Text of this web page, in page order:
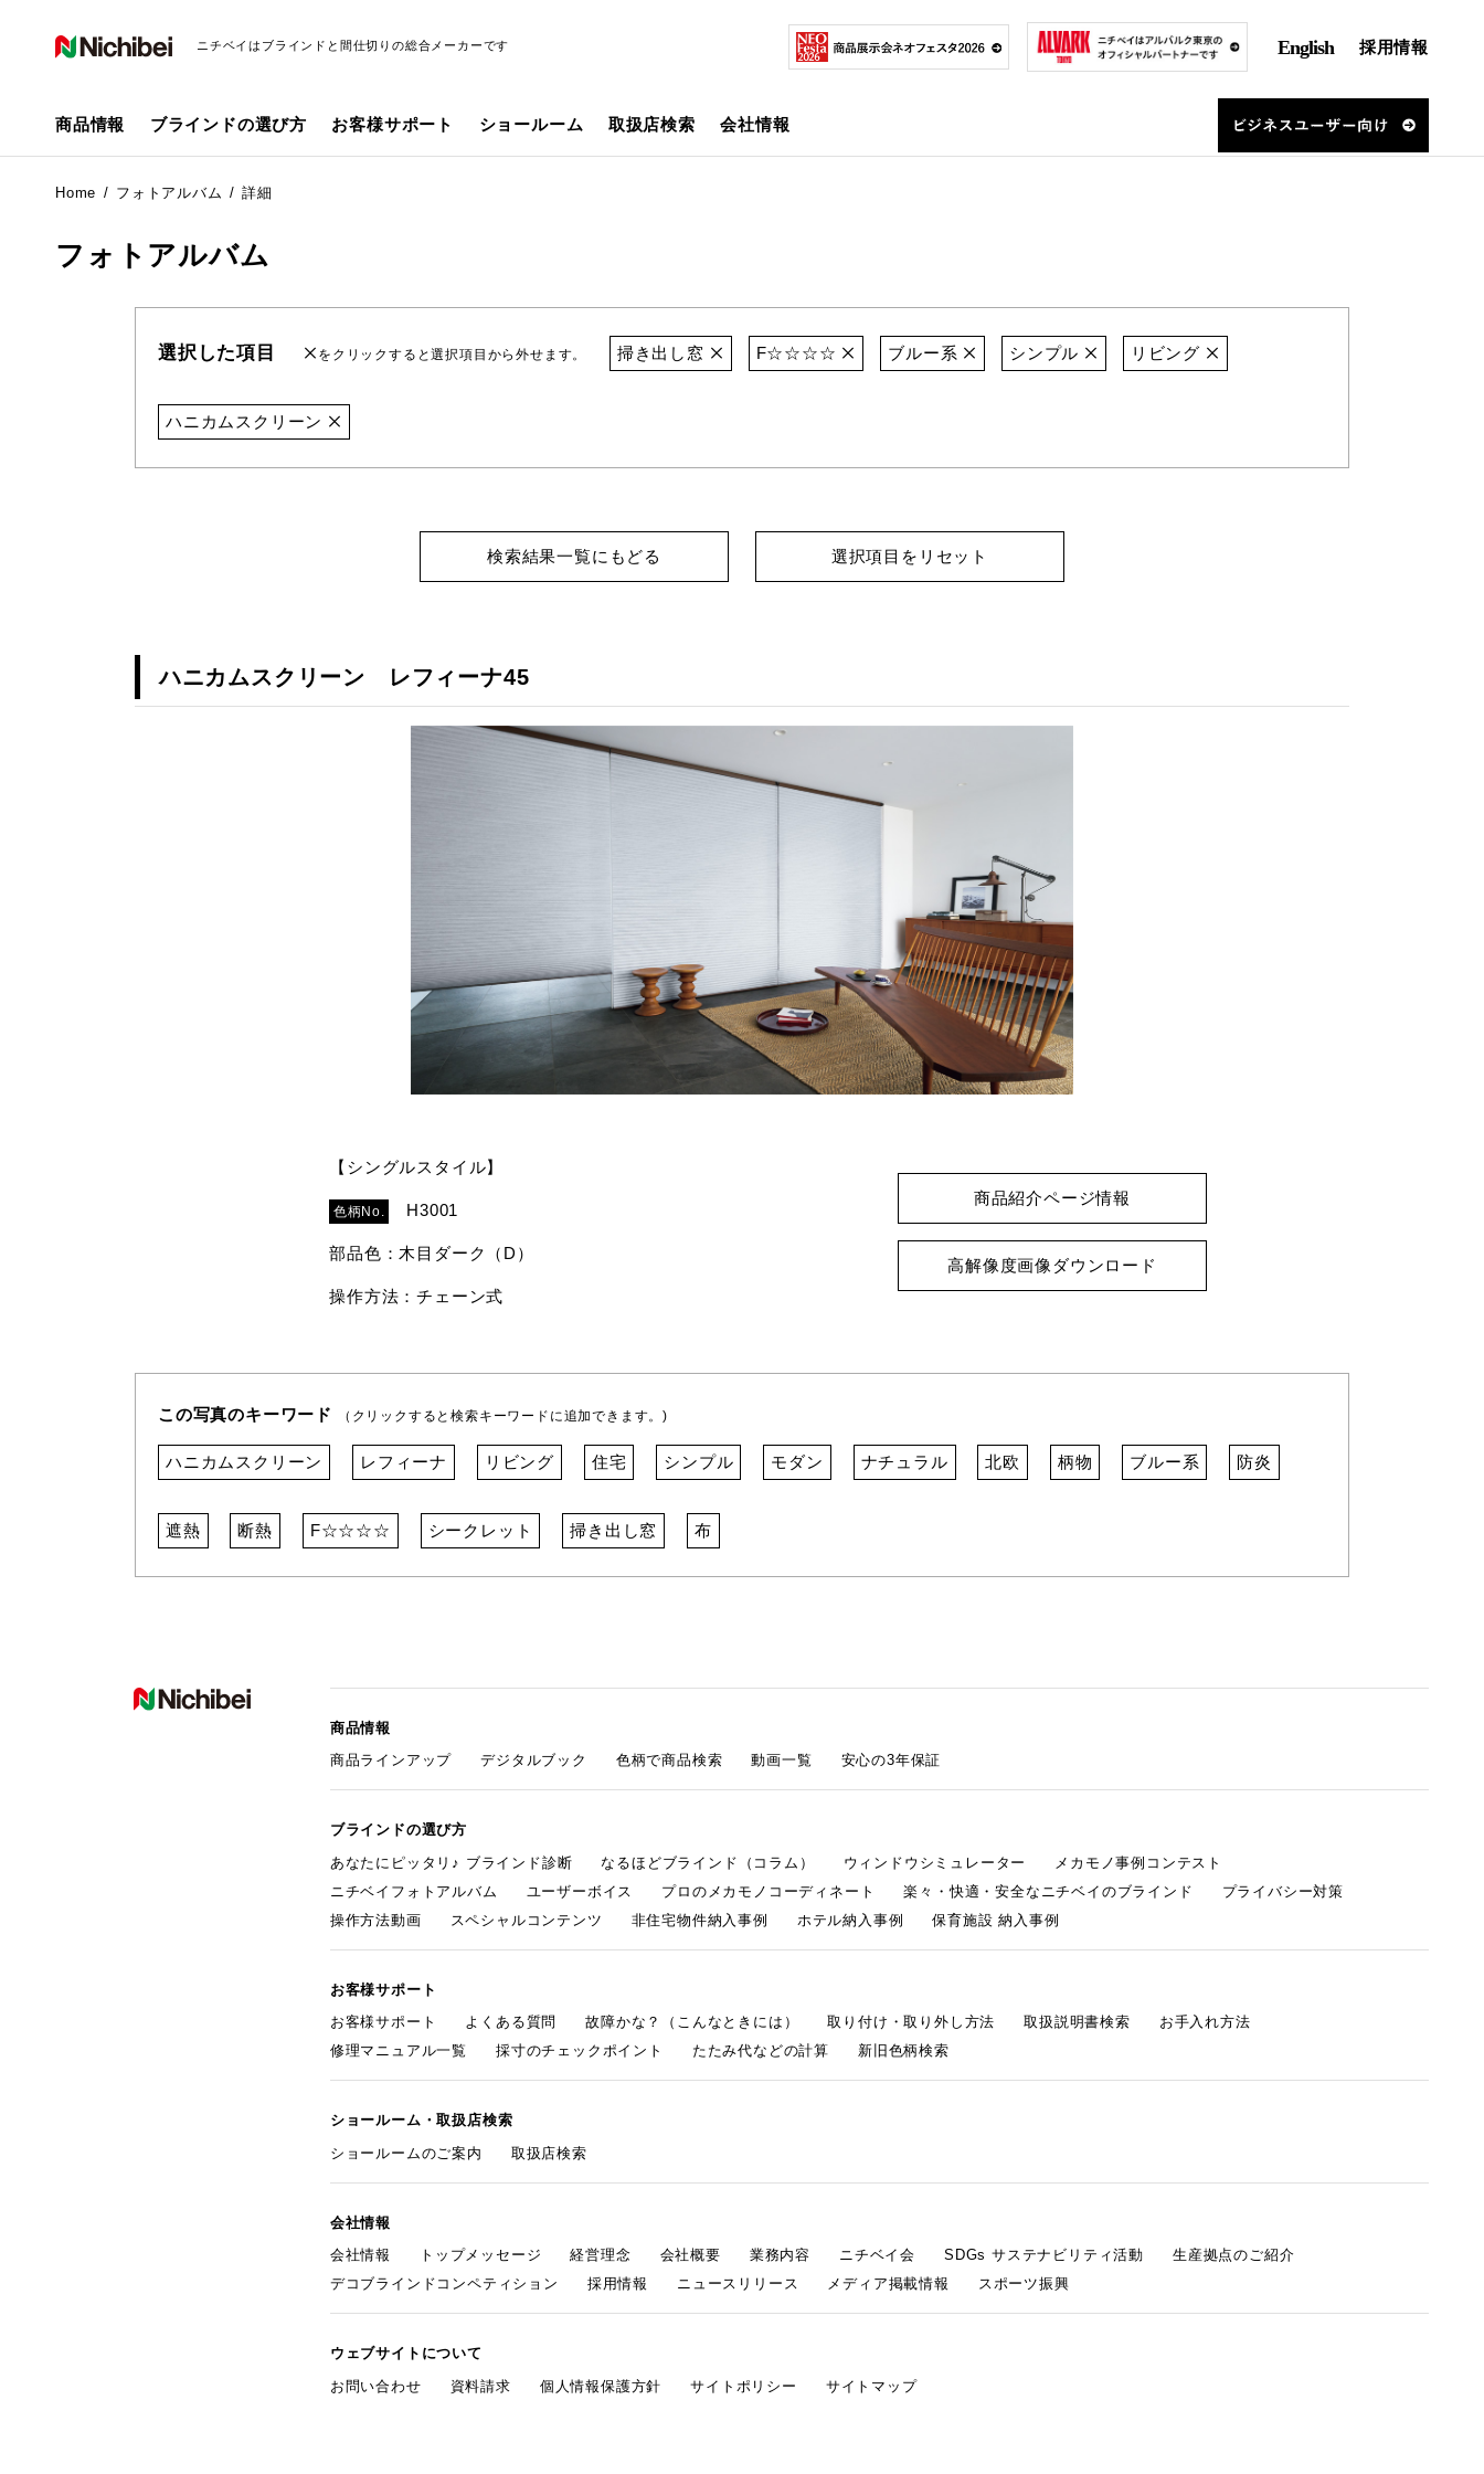
ニチベイはブラインドと間仕切りの総合メーカーです English 採用情報
商品情報 ブラインドの選び方 お客様サポート ショールーム 取扱店検索 会社情報
Home フォトアルバム 詳細
フォトアルバム
選択した項目 をクリックすると選択項目から外せます。 掃き出し窓 F☆☆☆☆ ブルー系 シンプル リビング
ハニカムスクリーン
検索結果一覧にもどる 選択項目をリセット
ハニカムスクリーン レフィーナ45
【シングルスタイル】
色柄No. H3001
部品色：木目ダーク（D）
操作方法：チェーン式
商品紹介ページ情報
高解像度画像ダウンロード
この写真のキーワード （クリックすると検索キーワードに追加できます。)
ハニカムスクリーン レフィーナ リビング 住宅 シンプル モダン ナチュラル 北欧 柄物 ブルー系 防炎
遮熱 断熱 F☆☆☆☆ シークレット 掃き出し窓 布
商品情報
商品ラインアップ
デジタルブック 色柄で商品検索 動画一覧 安心の3年保証
ブラインドの選び方
あなたにピッタリ♪ ブラインド診断
なるほどブラインド（コラム） ウィンドウシミュレーター
メカモノ事例コンテスト
ニチベイフォトアルバム
ユーザーボイス プロのメカモノコーディネート 楽々・快適・安全なニチベイのブラインド
プライバシー対策
操作方法動画
スペシャルコンテンツ 非住宅物件納入事例 ホテル納入事例 保育施設 納入事例
お客様サポート
お客様サポート
よくある質問 故障かな？（こんなときには） 取り付け・取り外し方法 取扱説明書検索
お手入れ方法
修理マニュアル一覧
採寸のチェックポイント たたみ代などの計算 新旧色柄検索
ショールーム・取扱店検索
ショールームのご案内
取扱店検索
会社情報
会社情報
トップメッセージ 経営理念 会社概要 業務内容 ニチベイ会 SDGs サステナビリティ活動
生産拠点のご紹介
デコブラインドコンペティション
採用情報 ニュースリリース メディア掲載情報 スポーツ振興
ウェブサイトについて
お問い合わせ
資料請求 個人情報保護方針 サイトポリシー サイトマップ